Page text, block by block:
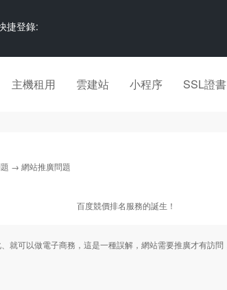
捷登錄:
主機租用 雲建站 小程序 SSL證書
→ 網站推廣問題
百度競價排名服務的誕生！
就可以做電子商務，這是一種誤解，網站需要推廣才有訪